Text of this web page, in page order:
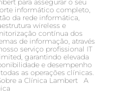
para assegurar o seu
informático completo,
da rede informática,
wireless e
contínua dos
de informação, através
serviço profissional IT
garantindo elevada
e desempenho
as operações clínicas.
a Clínica Lambert A